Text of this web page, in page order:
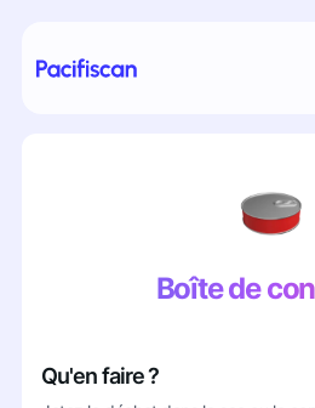
Boîte de
Qu'en faire ?